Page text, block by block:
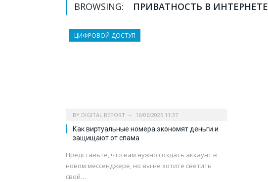
BROWSING: ПРИВАТНОСТЬ В ИНТЕРНЕТЕ
ЦИФРОВОЙ ДОСТУП
BY DIGITAL REPORT 16/06/2025 11:37
Как виртуальные номера экономят деньги и
защищают от спама
Представьте, что вам нужно создать аккаунт в
новом мессенджере, но вы не хотите светить
свой…